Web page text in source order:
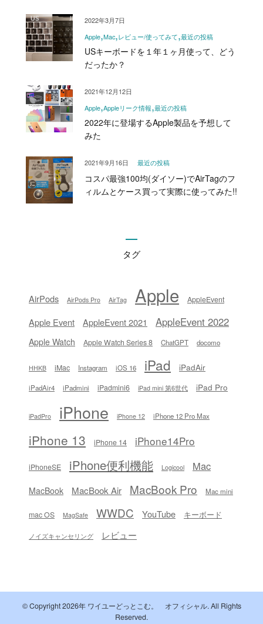
Apple Mac レビュー/使ってみて 最近の投稿
USキーボードを１年１ヶ月使って、どう
だったか？
2022年3月7日
Apple Appleリーク情報 最近の投稿
2022年に登場するApple製品を予想して
みた
2021年12月12日
最近の投稿
コスパ最強100均(ダイソー)でAirTagのフ
ィルムとケース買って実際に使ってみた!!
2021年9月16日
タグ
AirPods AirPods Pro AirTag Apple AppleEvent
Apple Event AppleEvent 2021 AppleEvent 2022
Apple Watch Apple Watch Series 8 ChatGPT docomo
HHKB iMac Instagram iOS 16 iPad iPadAir
iPadAir4 iPadmini iPadmini6 iPad mini 第6世代 iPad Pro
iPadPro iPhone iPhone 12 iPhone 12 Pro Max
iPhone 13 iPhone 14 iPhone14Pro
iPhoneSE iPhone便利機能 Logicool Mac
MacBook MacBook Air MacBook Pro Mac mini
mac OS MagSafe WWDC YouTube キーボード
ノイズキャンセリング レビュー
© Copyright 2026年 ワイユーどっとこむ。 オフィシャル. All Rights
Reserved.